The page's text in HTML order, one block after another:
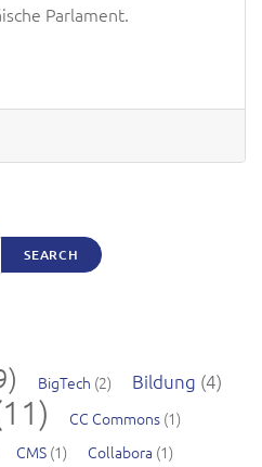
Parlament.
SEARCH
BigTech (2) Bildung (4)
CC Commons (1)
CMS (1) Collabora (1)